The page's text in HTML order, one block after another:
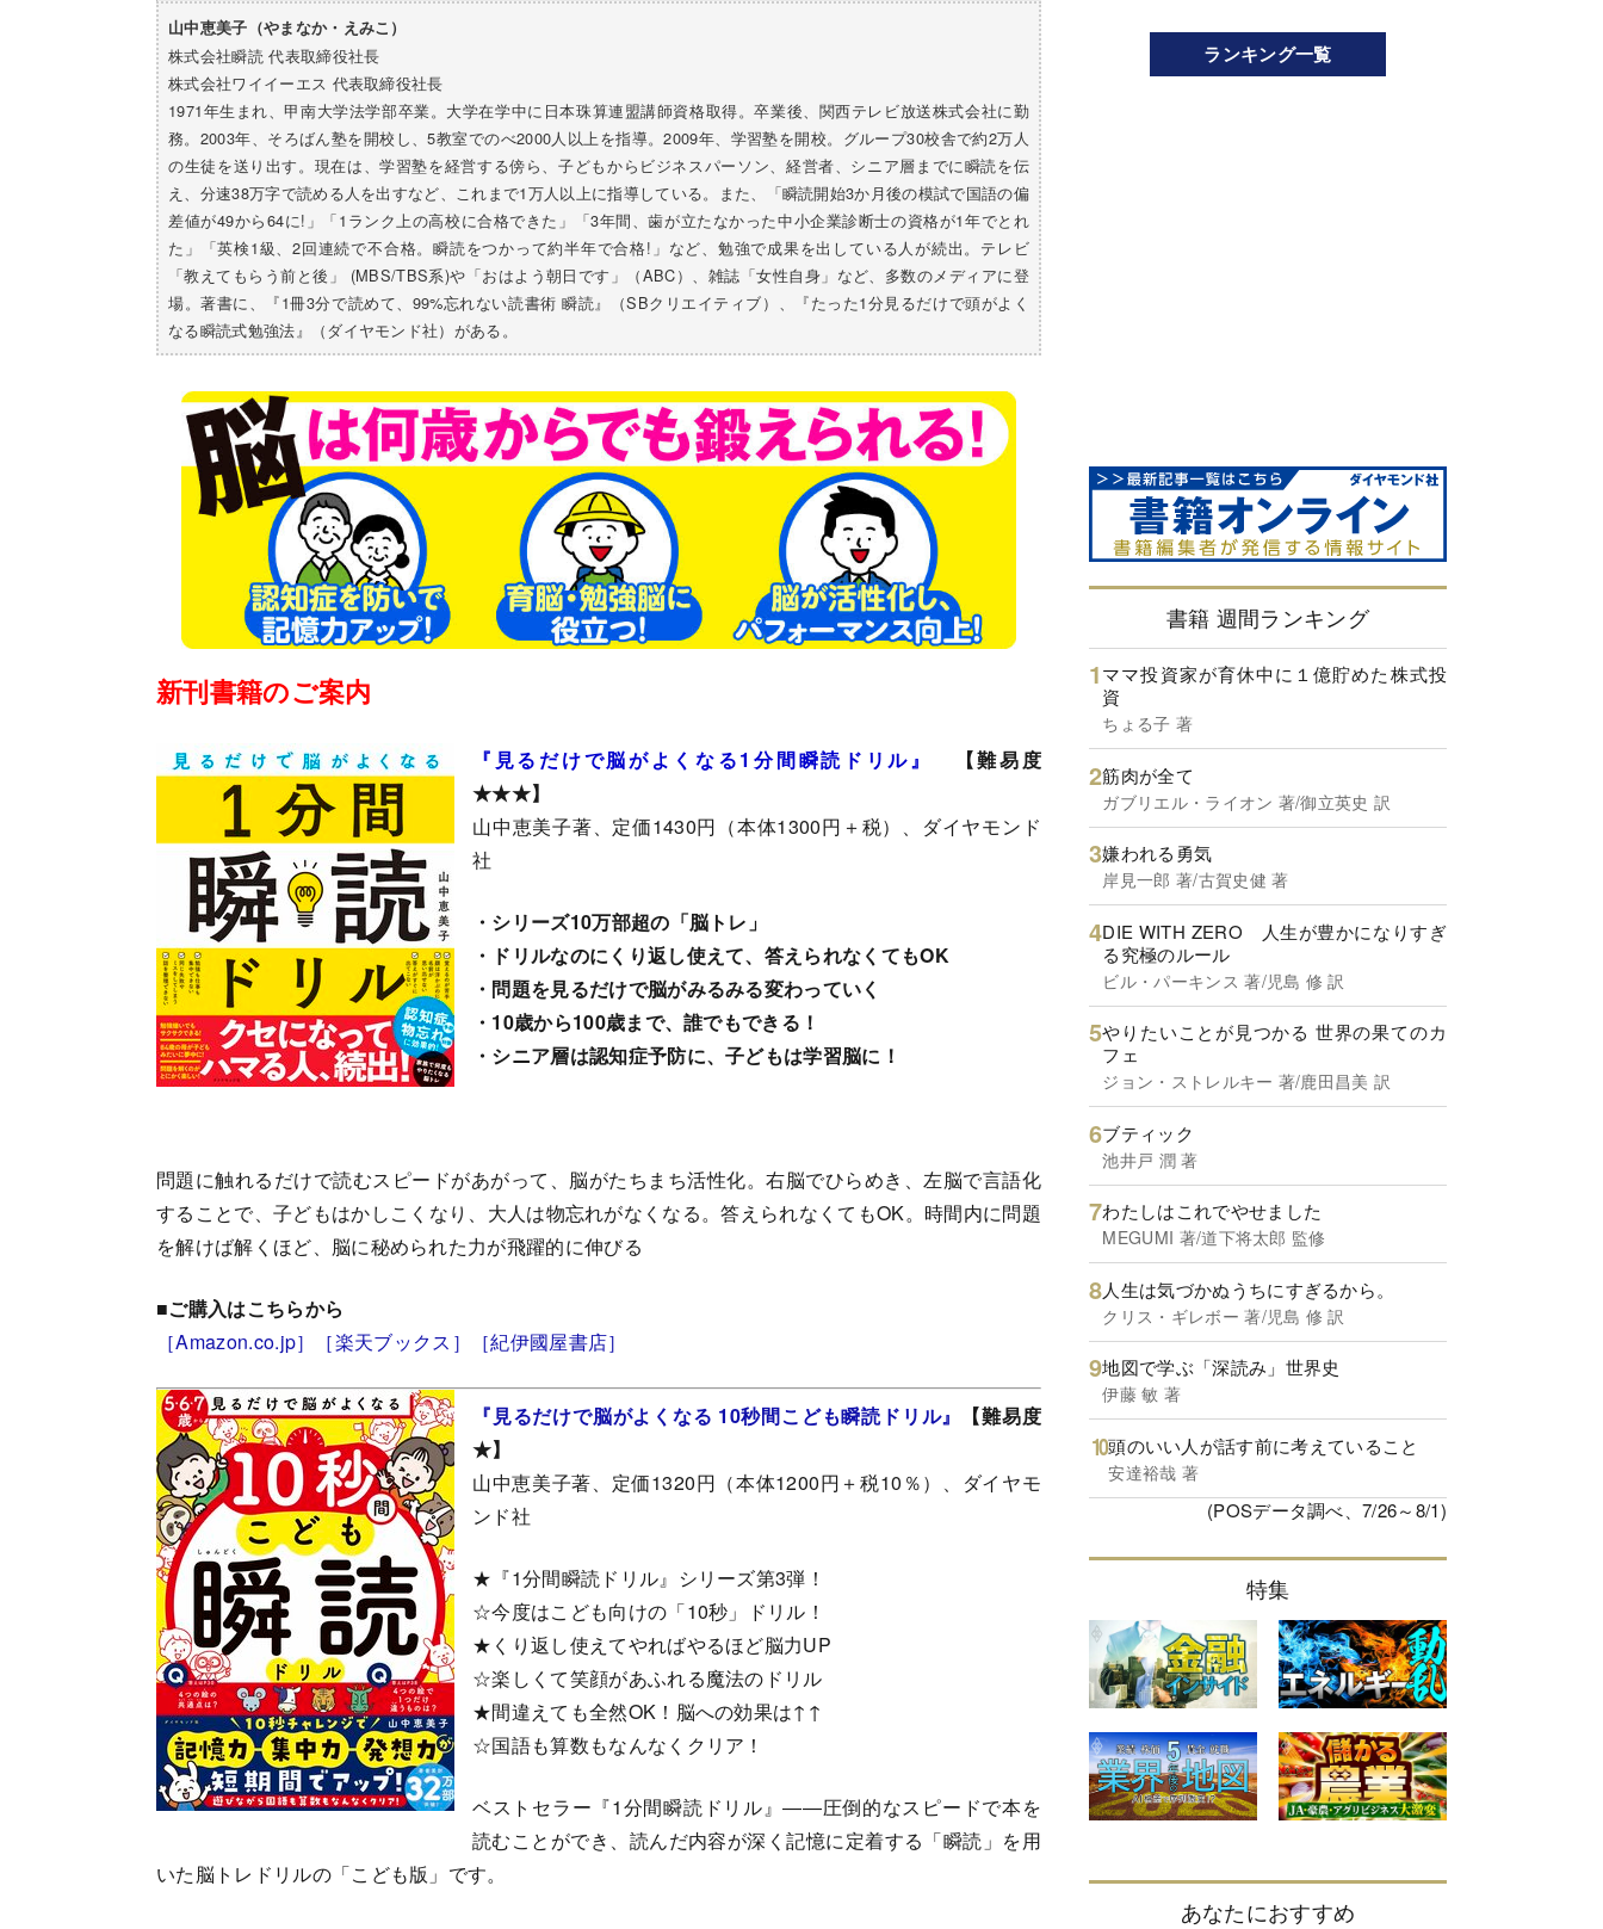
山中恵美子（やまなか・えみこ）
株式会社瞬読 代表取締役社長
株式会社ワイイーエス 代表取締役社長
1971年生まれ、甲南大学法学部卒業。大学在学中に日本珠算連盟講師資格取得。卒業後、関西テレビ放送株式会社に勤
務。2003年、そろばん塾を開校し、5教室でのべ2000人以上を指導。2009年、学習塾を開校。グループ30校舎で約2万人
の生徒を送り出す。現在は、学習塾を経営する傍ら、子どもからビジネスパーソン、経営者、シニア層までに瞬読を伝
え、分速38万字で読める人を出すなど、これまで1万人以上に指導している。また、「瞬読開始3か月後の模試で国語の偏
差値が49から64に!」「1ランク上の高校に合格できた」「3年間、歯が立たなかった中小企業診断士の資格が1年でとれ
た」「英検1級、2回連続で不合格。瞬読をつかって約半年で合格!」など、勉強で成果を出している人が続出。テレビ
「教えてもらう前と後」 (MBS/TBS系)や「おはよう朝日です」（ABC）、雑誌「女性自身」など、多数のメディアに登
場。著書に、『1冊3分で読めて、99%忘れない読書術 瞬読』（SBクリエイティブ）、『たった1分見るだけで頭がよく
なる瞬読式勉強法』（ダイヤモンド社）がある。
新刊書籍のご案内
『見るだけで脳がよくなる1分間瞬読ドリル』
【難易度
★★★】
山中恵美子著、定価1430円（本体1300円＋税）、ダイヤモンド
社
・シリーズ10万部超の「脳トレ」
・ドリルなのにくり返し使えて、答えられなくてもOK
・問題を見るだけで脳がみるみる変わっていく
・10歳から100歳まで、誰でもできる！
・シニア層は認知症予防に、子どもは学習脳に！
問題に触れるだけで読むスピードがあがって、脳がたちまち活性化。右脳でひらめき、左脳で言語化
することで、子どもはかしこくなり、大人は物忘れがなくなる。答えられなくてもOK。時間内に問題
を解けば解くほど、脳に秘められた力が飛躍的に伸びる
■ご購入はこちらから
［Amazon.co.jp］
［楽天ブックス］ ［紀伊國屋書店］
『見るだけで脳がよくなる 10秒間こども瞬読ドリル』
【難易度
★】
山中恵美子著、定価1320円（本体1200円＋税10％）、ダイヤモ
ンド社
★『1分間瞬読ドリル』シリーズ第3弾！
☆今度はこども向けの「10秒」ドリル！
★くり返し使えてやればやるほど脳力UP
☆楽しくて笑顔があふれる魔法のドリル
★間違えても全然OK！脳への効果は↑↑
☆国語も算数もなんなくクリア！
ベストセラー『1分間瞬読ドリル』――圧倒的なスピードで本を
読むことができ、読んだ内容が深く記憶に定着する「瞬読」を用
いた脳トレドリルの「こども版」です。
ランキング一覧
書籍 週間ランキング
ママ投資家が育休中に１億貯めた株式投
資
ちょる子 著
筋肉が全て
ガブリエル・ライオン 著/御立英史 訳
嫌われる勇気
岸見一郎 著/古賀史健 著
DIE WITH ZERO 人生が豊かになりすぎ
る究極のルール
ビル・パーキンス 著/児島 修 訳
やりたいことが見つかる 世界の果てのカ
フェ
ジョン・ストレルキー 著/鹿田昌美 訳
ブティック
池井戸 潤 著
わたしはこれでやせました
MEGUMI 著/道下将太郎 監修
人生は気づかぬうちにすぎるから。
クリス・ギレボー 著/児島 修 訳
地図で学ぶ「深読み」世界史
伊藤 敏 著
頭のいい人が話す前に考えていること
安達裕哉 著
(POSデータ調べ、7/26～8/1)
特集
あなたにおすすめ